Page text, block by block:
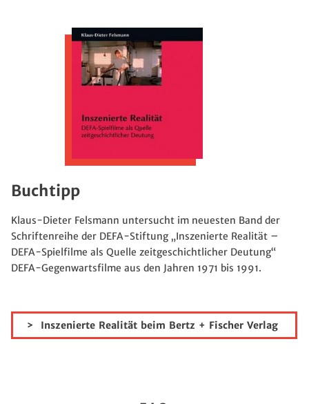
Buchtipp
Klaus-Dieter Felsmann untersucht im neuesten Band der
Schriftenreihe der DEFA-Stiftung „Inszenierte Realität –
DEFA-Spielfilme als Quelle zeitgeschichtlicher Deutung“
DEFA-Gegenwartsfilme aus den Jahren 1971 bis 1991.
Inszenierte Realität beim Bertz + Fischer Verlag